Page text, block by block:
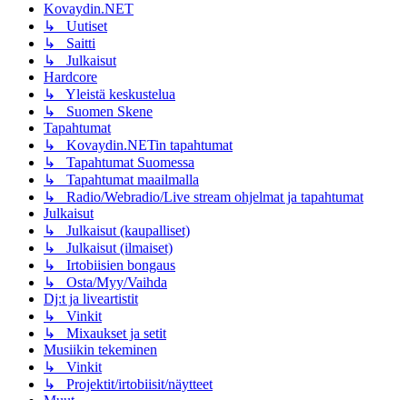
Kovaydin.NET
↳ Uutiset
↳ Saitti
↳ Julkaisut
Hardcore
↳ Yleistä keskustelua
↳ Suomen Skene
Tapahtumat
↳ Kovaydin.NETin tapahtumat
↳ Tapahtumat Suomessa
↳ Tapahtumat maailmalla
↳ Radio/Webradio/Live stream ohjelmat ja tapahtumat
Julkaisut
↳ Julkaisut (kaupalliset)
↳ Julkaisut (ilmaiset)
↳ Irtobiisien bongaus
↳ Osta/Myy/Vaihda
Dj:t ja liveartistit
↳ Vinkit
↳ Mixaukset ja setit
Musiikin tekeminen
↳ Vinkit
↳ Projektit/irtobiisit/näytteet